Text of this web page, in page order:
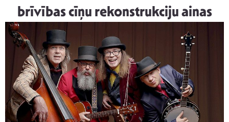
brīvības cīņu rekonstrukciju ainas